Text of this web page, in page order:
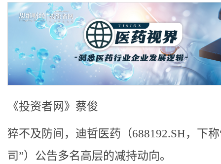
《投资者网》蔡俊
猝不及防间，迪哲医药（688192.SH，下称
司”）公告多名高层的减持动向。